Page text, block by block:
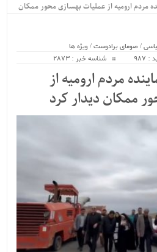
مردم ارومیه از عملیات بهسازی محور ممکان
/صومای برادوست/ ویژه ها
: 987 شناسه خبر : 2873
مردم ارومیه از
ممکان دیدار کرد